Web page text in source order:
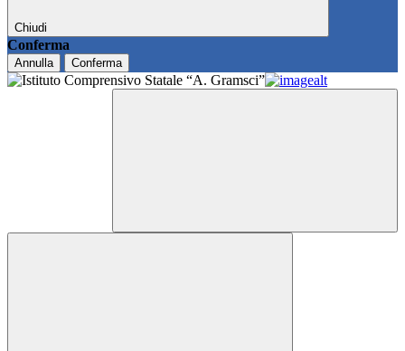
Chiudi
Conferma
Annulla Conferma